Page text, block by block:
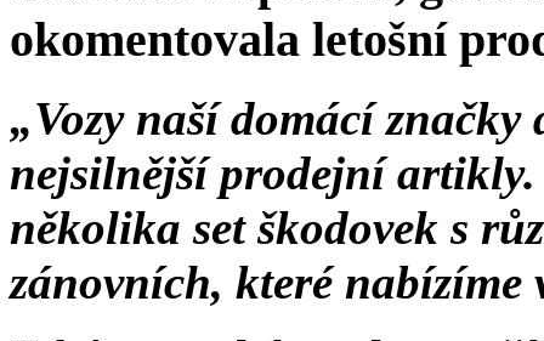
okomentovala letošní
„Vozy naší domácí
nejsilnější prodejní artikly.
několika set škodovek s
zánovních, které nabízíme